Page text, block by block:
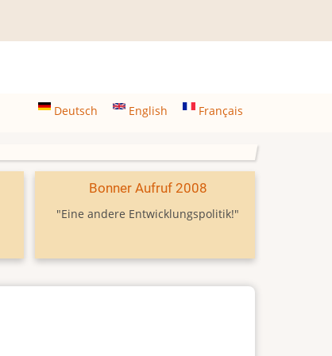
Deutsch English Français
Bonner Aufruf 2008
"Eine andere Entwicklungspolitik!"